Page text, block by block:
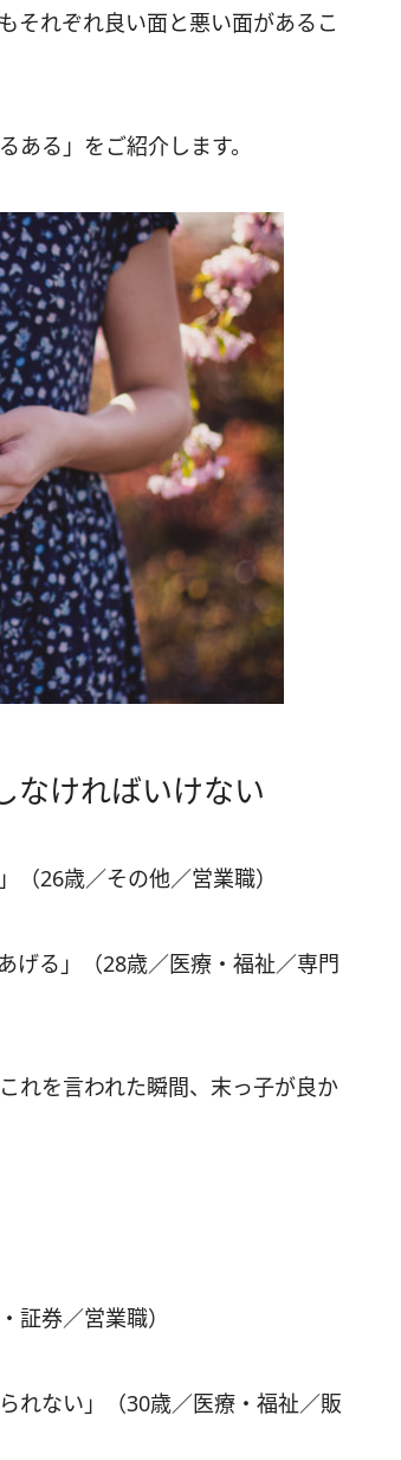
それぞれ良い面と悪い面があるこ
る」をご紹介します。
なければいけない
（26歳／その他／営業職）
げる」（28歳／医療・福祉／専門
れを言われた瞬間、末っ子が良か
証券／営業職）
れない」（30歳／医療・福祉／販